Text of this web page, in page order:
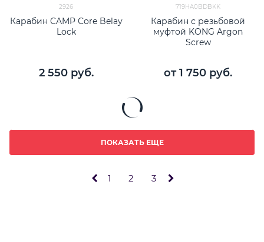
2926
Карабин CAMP Core Belay
Lock
2 550 руб.
719HA0BDBKK
Карабин с резьбовой
муфтой KONG Argon
Screw
от1 750 руб.
ПОКАЗАТЬ ЕЩЕ
1 2 3